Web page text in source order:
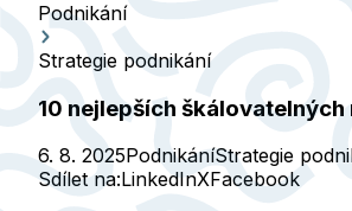
Podnikání
Strategie podnikání
10 nejlepších
6. 8. 2025PodnikáníStrategie
Sdílet na:LinkedInXFacebook